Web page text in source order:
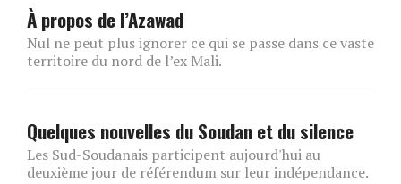
À propos de l’Azawad
Nul ne peut plus ignorer ce qui se passe dans ce vaste
territoire du nord de l’ex Mali.
Quelques nouvelles du Soudan et du silence
Les Sud-Soudanais participent aujourd'hui au
deuxième jour de référendum sur leur indépendance.